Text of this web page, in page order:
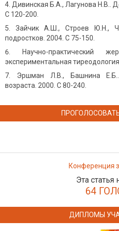
Дивинская Б.А., Лагунова Н.В..
С 120-200.
Зайчик А.Ш., Строев Ю.Н.,
подростков. 2004. С 75-150.
Научно-практический
экспериментальная
Эршман Л.В., Башнина Е.Б..
возраста. 2000. С 80-240.
Конференция
Эта статья
64
ДИПЛОМЫ